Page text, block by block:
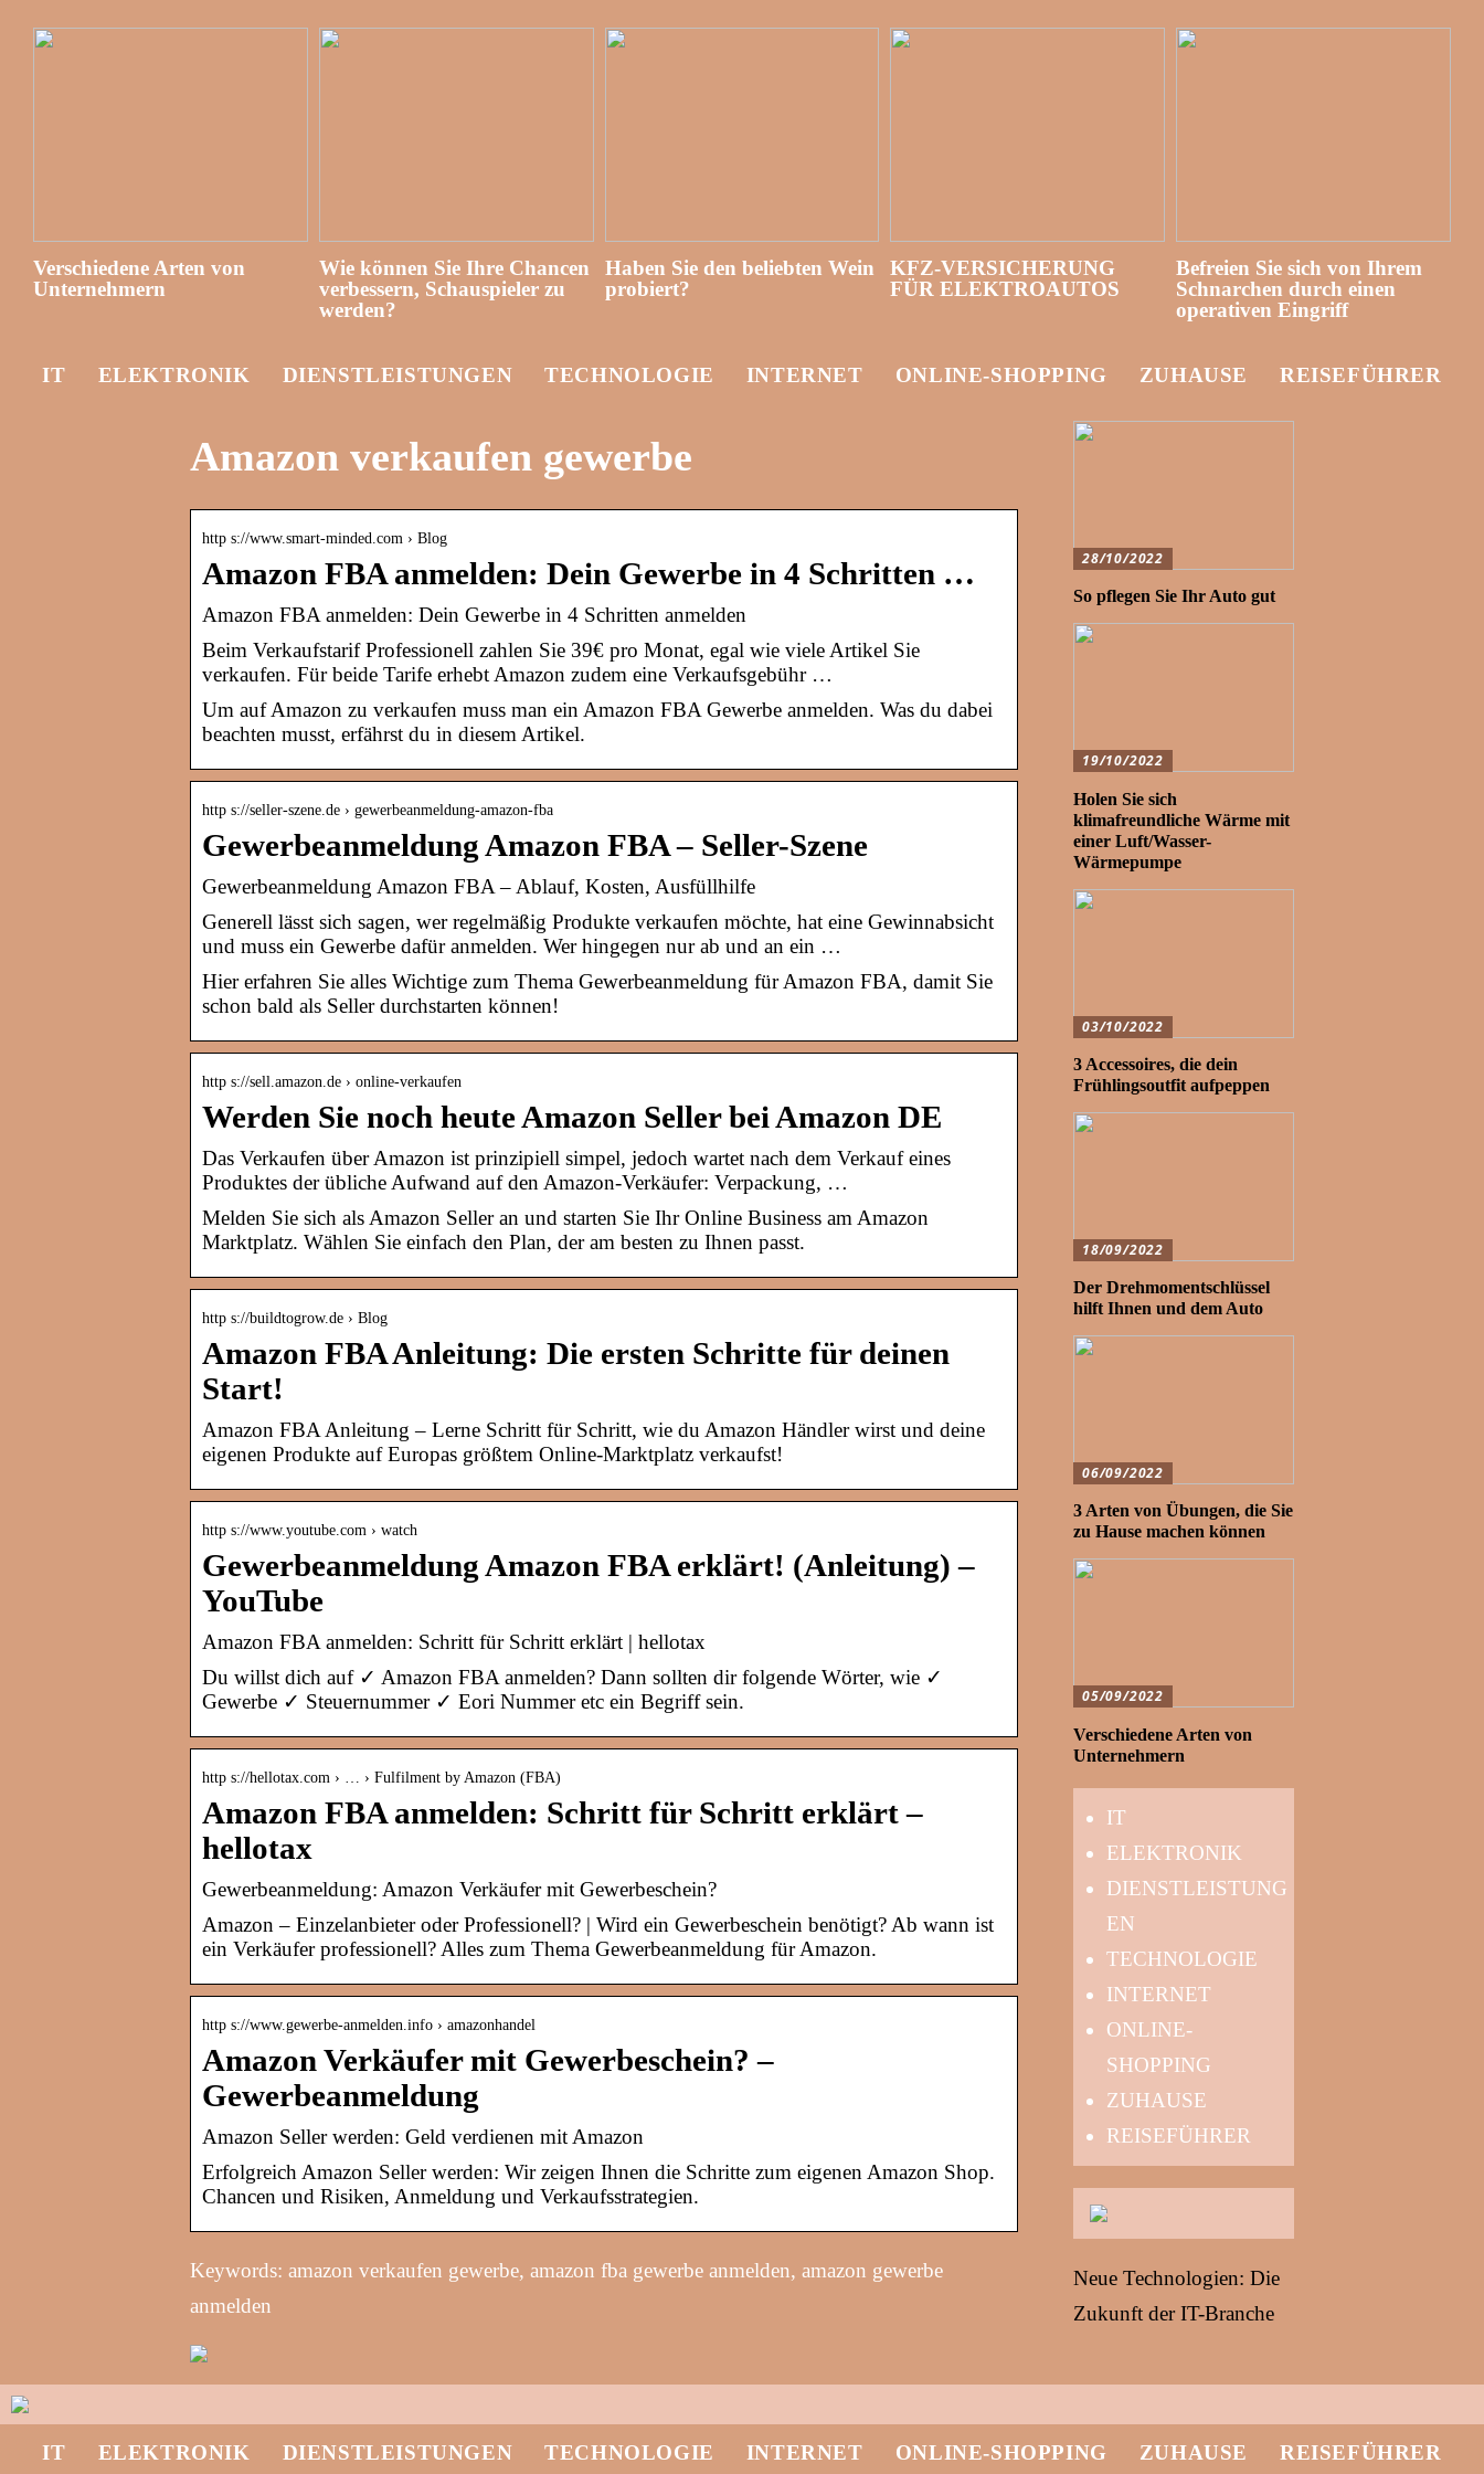
Verschiedene Arten von
Unternehmern
Wie können Sie Ihre Chancen
verbessern, Schauspieler zu
werden?
Haben Sie den beliebten Wein
probiert?
KFZ-VERSICHERUNG
FÜR ELEKTROAUTOS
Befreien Sie sich von Ihrem
Schnarchen durch einen
operativen Eingriff
IT ELEKTRONIK DIENSTLEISTUNGEN TECHNOLOGIE INTERNET ONLINE-SHOPPING ZUHAUSE REISEFÜHRER
Amazon verkaufen gewerbe
http s://www.smart-minded.com › Blog
Amazon FBA anmelden: Dein Gewerbe in 4 Schritten …
Amazon FBA anmelden: Dein Gewerbe in 4 Schritten anmelden
Beim Verkaufstarif Professionell zahlen Sie 39€ pro Monat, egal wie viele Artikel Sie
verkaufen. Für beide Tarife erhebt Amazon zudem eine Verkaufsgebühr …
Um auf Amazon zu verkaufen muss man ein Amazon FBA Gewerbe anmelden. Was du dabei
beachten musst, erfährst du in diesem Artikel.
http s://seller-szene.de › gewerbeanmeldung-amazon-fba
Gewerbeanmeldung Amazon FBA – Seller-Szene
Gewerbeanmeldung Amazon FBA – Ablauf, Kosten, Ausfüllhilfe
Generell lässt sich sagen, wer regelmäßig Produkte verkaufen möchte, hat eine Gewinnabsicht
und muss ein Gewerbe dafür anmelden. Wer hingegen nur ab und an ein …
Hier erfahren Sie alles Wichtige zum Thema Gewerbeanmeldung für Amazon FBA, damit Sie
schon bald als Seller durchstarten können!
http s://sell.amazon.de › online-verkaufen
Werden Sie noch heute Amazon Seller bei Amazon DE
Das Verkaufen über Amazon ist prinzipiell simpel, jedoch wartet nach dem Verkauf eines
Produktes der übliche Aufwand auf den Amazon-Verkäufer: Verpackung, …
Melden Sie sich als Amazon Seller an und starten Sie Ihr Online Business am Amazon
Marktplatz. Wählen Sie einfach den Plan, der am besten zu Ihnen passt.
http s://buildtogrow.de › Blog
Amazon FBA Anleitung: Die ersten Schritte für deinen
Start!
Amazon FBA Anleitung – Lerne Schritt für Schritt, wie du Amazon Händler wirst und deine
eigenen Produkte auf Europas größtem Online-Marktplatz verkaufst!
http s://www.youtube.com › watch
Gewerbeanmeldung Amazon FBA erklärt! (Anleitung) –
YouTube
Amazon FBA anmelden: Schritt für Schritt erklärt | hellotax
Du willst dich auf ✓ Amazon FBA anmelden? Dann sollten dir folgende Wörter, wie ✓
Gewerbe ✓ Steuernummer ✓ Eori Nummer etc ein Begriff sein.
http s://hellotax.com › … › Fulfilment by Amazon (FBA)
Amazon FBA anmelden: Schritt für Schritt erklärt –
hellotax
Gewerbeanmeldung: Amazon Verkäufer mit Gewerbeschein?
Amazon – Einzelanbieter oder Professionell? | Wird ein Gewerbeschein benötigt? Ab wann ist
ein Verkäufer professionell? Alles zum Thema Gewerbeanmeldung für Amazon.
http s://www.gewerbe-anmelden.info › amazonhandel
Amazon Verkäufer mit Gewerbeschein? –
Gewerbeanmeldung
Amazon Seller werden: Geld verdienen mit Amazon
Erfolgreich Amazon Seller werden: Wir zeigen Ihnen die Schritte zum eigenen Amazon Shop.
Chancen und Risiken, Anmeldung und Verkaufsstrategien.
Keywords: amazon verkaufen gewerbe, amazon fba gewerbe anmelden, amazon gewerbe
anmelden
28/10/2022
So pflegen Sie Ihr Auto gut
19/10/2022
Holen Sie sich
klimafreundliche Wärme mit
einer Luft/Wasser-
Wärmepumpe
03/10/2022
3 Accessoires, die dein
Frühlingsoutfit aufpeppen
18/09/2022
Der Drehmomentschlüssel
hilft Ihnen und dem Auto
06/09/2022
3 Arten von Übungen, die Sie
zu Hause machen können
05/09/2022
Verschiedene Arten von
Unternehmern
IT
ELEKTRONIK
DIENSTLEISTUNG
EN
TECHNOLOGIE
INTERNET
ONLINE-
SHOPPING
ZUHAUSE
REISEFÜHRER
Neue Technologien: Die
Zukunft der IT-Branche
IT ELEKTRONIK DIENSTLEISTUNGEN TECHNOLOGIE INTERNET ONLINE-SHOPPING ZUHAUSE REISEFÜHRER